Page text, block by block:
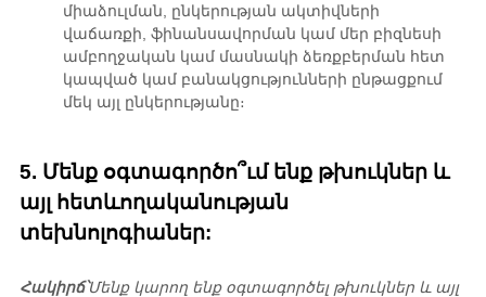
միաձուլման, ընկերության ակտիվների
վաճառքի, ֆինանսավորման կամ մեր բիզնեսի
ամբողջական կամ մասնակի ձեռքբերման հետ
կապված կամ բանակցությունների ընթացքում
մեկ այլ ընկերությանը։
5. Մենք օգտագործո՞ւմ ենք թխուկներ և
այլ հետևողականության
տեխնոլոգիաներ:
Հակիրճ՝Մենք կարող ենք օգտագործել թխուկներ և այլ